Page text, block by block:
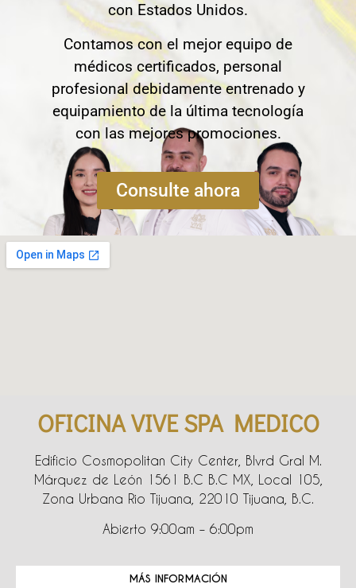
con Estados Unidos.
Contamos con el mejor equipo de
médicos certificados, personal
profesional debidamente entrenado y
equipamiento de la última tecnología
con las mejores promociones.
Consulte ahora
OFICINA VIVE SPA MEDICO
Edificio Cosmopolitan City Center, Blvrd Gral M.
Márquez de León 1561 B.C B.C MX, Local 105,
Zona Urbana Rio Tijuana, 22010 Tijuana, B.C.
Abierto 9:00am – 6:00pm
MÁS INFORMACIÓN